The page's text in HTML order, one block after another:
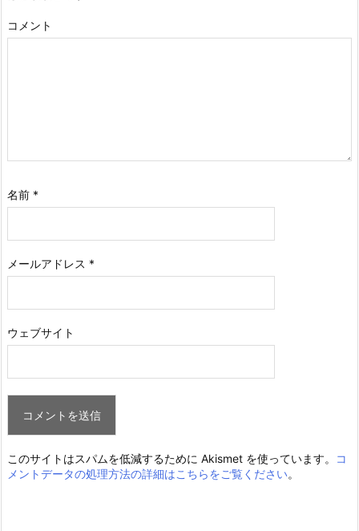
コメント
名前 *
メールアドレス *
ウェブサイト
このサイトはスパムを低減するために Akismet を使っています。
コ
メントデータの処理方法の詳細はこちらをご覧ください。